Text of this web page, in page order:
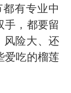
有专业中
手，都要留
风险大、还
爱吃的榴莲